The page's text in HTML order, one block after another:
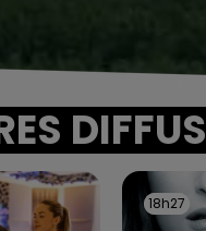
18h27
18h27